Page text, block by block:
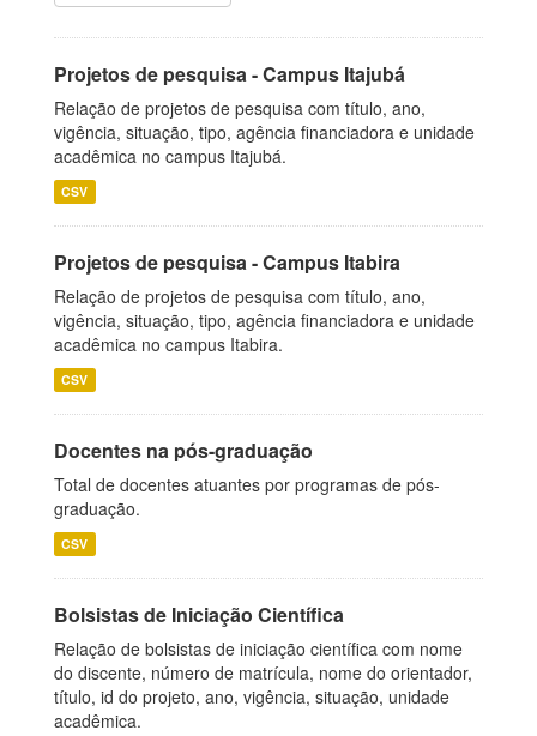
Projetos de pesquisa - Campus Itajubá
Relação de projetos de pesquisa com título, ano,
vigência, situação, tipo, agência financiadora e unidade
acadêmica no campus Itajubá.
CSV
Projetos de pesquisa - Campus Itabira
Relação de projetos de pesquisa com título, ano,
vigência, situação, tipo, agência financiadora e unidade
acadêmica no campus Itabira.
CSV
Docentes na pós-graduação
Total de docentes atuantes por programas de pós-
graduação.
CSV
Bolsistas de Iniciação Científica
Relação de bolsistas de iniciação científica com nome
do discente, número de matrícula, nome do orientador,
título, id do projeto, ano, vigência, situação, unidade
acadêmica.